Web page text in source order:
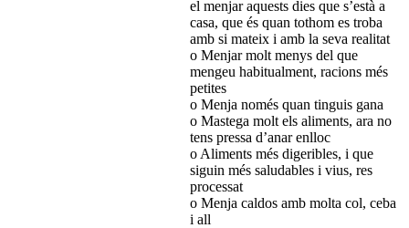
el menjar aquests dies que s’està a
casa, que és quan tothom es troba
amb si mateix i amb la seva realitat
o Menjar molt menys del que
mengeu habitualment, racions més
petites
o Menja només quan tinguis gana
o Mastega molt els aliments, ara no
tens pressa d’anar enlloc
o Aliments més digeribles, i que
siguin més saludables i vius, res
processat
o Menja caldos amb molta col, ceba
i all